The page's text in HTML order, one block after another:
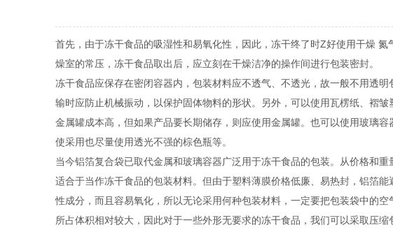
首先，由于冻干食品的吸湿性和易氧化性，因此，冻干终了时Z好使用干燥
燥室的常压，冻干食品取出后，应立刻在干燥洁净的操作间进行包装密封。
冻干食品应保存在密闭容器内，包装材料应不透气、不透光，故一般不用透
输时应防止机械振动，以保护固体物料的形状。另外，可以使用瓦楞纸、褶
金属罐成本高，但如果产品要长期储存，则应使用金属罐。也可以使用玻璃
使采用也尽量使用透光不强的棕色瓶等。
当今铝箔复合袋已取代金属和玻璃容器广泛用于冻干食品的包装。从价格和
适合于当作冻干食品的包装材料。但由于塑料薄膜价格低廉、易热封，铝箔
性成分，而且容易氧化，所以无论采用何种包装材料，一定要把包装袋中的
所占体积相对较大，因此对于一些外形无要求的冻干食品，我们可以采取压